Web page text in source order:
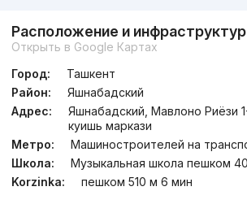
Расположение и
Открыть в Google Картах
Город:
Ташкент
Район:
Яшнабадский
Адрес:
Яшнабадский, Мавлоно Риёзи
куишь маркази
Метро:
Машиностроителей на
Школа:
Музыкальная школа пешком
Korzinka:
пешком 510 м 6 мин